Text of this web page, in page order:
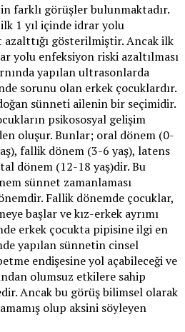
farklı görüşler bulunmaktadır.
1 yıl içinde idrar yolu
gösterilmiştir. Ancak ilk
yolu enfeksiyon riski azaltılması
yapılan ultrasonlarda
sorunu olan erkek çocuklardır.
sünneti ailenin bir seçimidir.
psikososyal gelişim
oluşur. Bunlar; oral dönem (0-
fallik dönem (3-6 yaş), latens
dönem (12-18 yaş)dir. Bu
sünnet zamanlaması
Fallik dönemde çocuklar,
başlar ve kız-erkek ayrımı
erkek çocukta pipisine ilgi en
yapılan sünnetin cinsel
endişesine yol açabileceği ve
olumsuz etkilere sahip
Ancak bu görüş bilimsel olarak
olup aksini söyleyen